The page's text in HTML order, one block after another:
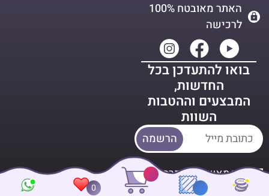
0
האתר מאובטח 100%
לרכישה
בואו להתעדכן בכל
החדשות,
המבצעים וההטבות
השוות
אני מאשר דבר פרסומת מ
Blinds4U
הרשמה